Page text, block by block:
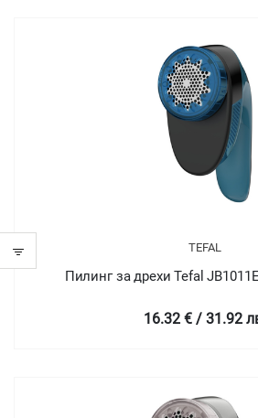
TEFAL
Пилинг за дрехи Tefal
16.32 € / 31.92